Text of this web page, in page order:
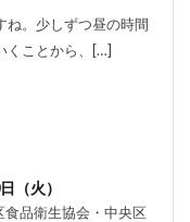
ね。少しずつ昼の時間
くことから、[…]
（火）
食品衛生協会・中央区